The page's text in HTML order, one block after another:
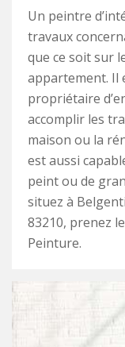
Un peintre
travaux
que ce soit sur
appartement. Il
propriétaire
accomplir les
maison ou la
est aussi
peint ou de
situez à
83210, prenez
Peinture.